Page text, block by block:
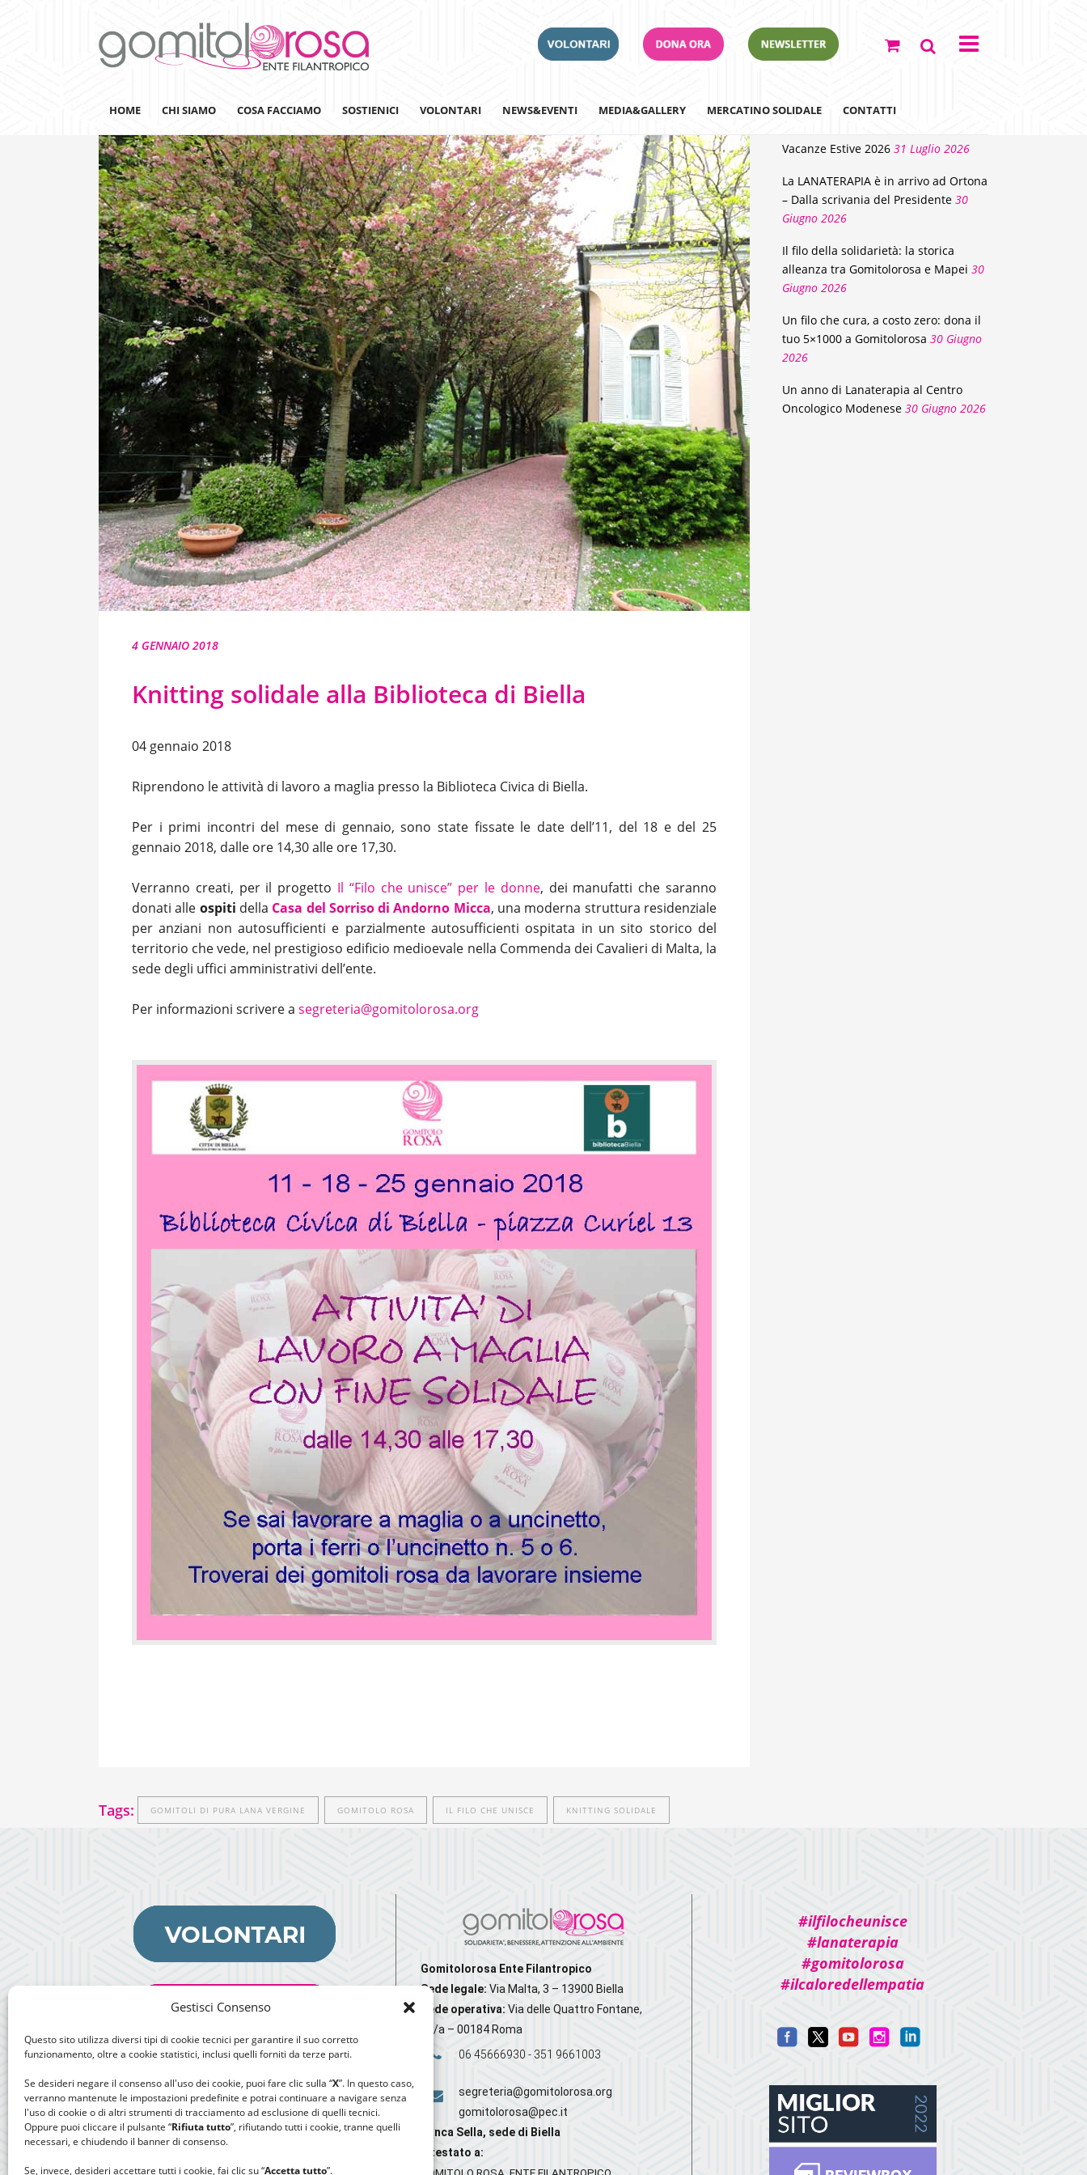
Gestisci Consenso
Questo sito utilizza diversi tipi di cookie tecnici per garantire il suo corretto
funzionamento, oltre a cookie statistici, inclusi quelli forniti da terze parti.
Se desideri negare il consenso all'uso dei cookie, puoi fare clic sulla “X”. In questo caso,
verranno mantenute le impostazioni predefinite e potrai continuare a navigare senza
l'uso di cookie o di altri strumenti di tracciamento ad esclusione di quelli tecnici.
Oppure puoi cliccare il pulsante “Rifiuta tutto”, rifiutando tutti i cookie, tranne quelli
necessari, e chiudendo il banner di consenso.
Se, invece, desideri accettare tutti i cookie, fai clic su “Accetta tutto”.
HOME CHI SIAMO COSA FACCIAMO
Lanaterapia
Ricerca
Sensibilizzazione
Lana&Gomitoli
Giornata della Lana
Gomitolorosa4ARTS
SOSTIENICI
Adotta un Ospedale
Team Building
VOLONTARI NEWS&EVENTI MEDIA&GALLERY
Iscriviti alla nostra newsletter
MERCATINO SOLIDALE CONTATTI
4 GENNAIO 2018
Knitting solidale alla Biblioteca di Biella
04 gennaio 2018
Riprendono le attività di lavoro a maglia presso la Biblioteca Civica di Biella.
Per i primi incontri del mese di gennaio, sono state fissate le date dell’11, del 18 e del 25
gennaio 2018, dalle ore 14,30 alle ore 17,30.
Verranno creati, per il progetto Il “Filo che unisce” per le donne, dei manufatti che saranno
donati alle ospiti della Casa del Sorriso di Andorno Micca, una moderna struttura residenziale
per anziani non autosufficienti e parzialmente autosufficienti ospitata in un sito storico del
territorio che vede, nel prestigioso edificio medioevale nella Commenda dei Cavalieri di Malta, la
sede degli uffici amministrativi dell’ente.
Per informazioni scrivere a segreteria@gomitolorosa.org
Tags: GOMITOLI DI PURA LANA VERGINE GOMITOLO ROSA IL FILO CHE UNISCE KNITTING SOLIDALE
NEWS
Vacanze Estive 2026 31 Luglio 2026
La LANATERAPIA è in arrivo ad Ortona
– Dalla scrivania del Presidente 30
Giugno 2026
Il filo della solidarietà: la storica
alleanza tra Gomitolorosa e Mapei 30
Giugno 2026
Un filo che cura, a costo zero: dona il
tuo 5×1000 a Gomitolorosa 30 Giugno
2026
Un anno di Lanaterapia al Centro
Oncologico Modenese 30 Giugno 2026
Gomitolorosa Ente Filantropico
Sede legale: Via Malta, 3 – 13900 Biella
Sede operativa: Via delle Quattro Fontane,
20/a – 00184 Roma
06 45666930 - 351 9661003
segreteria@gomitolorosa.org
gomitolorosa@pec.it
Banca Sella, sede di Biella
Intestato a:
#ilfilocheunisce
#lanaterapia
#gomitolorosa
#ilcaloredellempatia